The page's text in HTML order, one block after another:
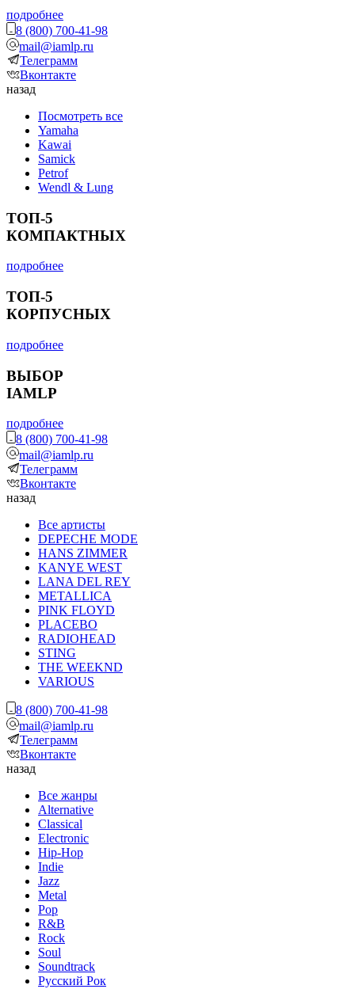
подробнее
8 (800) 700-41-98
mail@iamlp.ru
Телеграмм
Вконтакте
назад
Посмотреть все
Yamaha
Kawai
Samick
Petrof
Wendl & Lung
ТОП-5
КОМПАКТНЫХ
подробнее
ТОП-5
КОРПУСНЫХ
подробнее
ВЫБОР
IAMLP
подробнее
8 (800) 700-41-98
mail@iamlp.ru
Телеграмм
Вконтакте
назад
Все артисты
DEPECHE MODE
HANS ZIMMER
KANYE WEST
LANA DEL REY
METALLICA
PINK FLOYD
PLACEBO
RADIOHEAD
STING
THE WEEKND
VARIOUS
8 (800) 700-41-98
mail@iamlp.ru
Телеграмм
Вконтакте
назад
Все жанры
Alternative
Classical
Electronic
Hip-Hop
Indie
Jazz
Metal
Pop
R&B
Rock
Soul
Soundtrack
Русский Рок